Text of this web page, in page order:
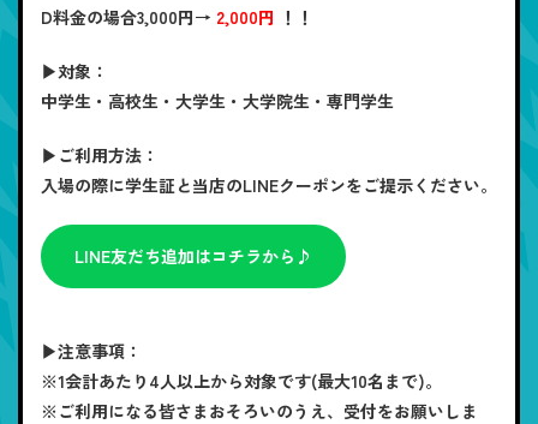
D料金の場合3,000円→ 2,000円 ！！
▶対象：
中学生・高校生・大学生・大学院生・専門学生
▶ご利用方法：
入場の際に学生証と当店のLINEクーポンをご提示ください。
LINE友だち追加はコチラから♪
▶注意事項：
※1会計あたり4人以上から対象です(最大10名まで)。
※ご利用になる皆さまおそろいのうえ、受付をお願いしま